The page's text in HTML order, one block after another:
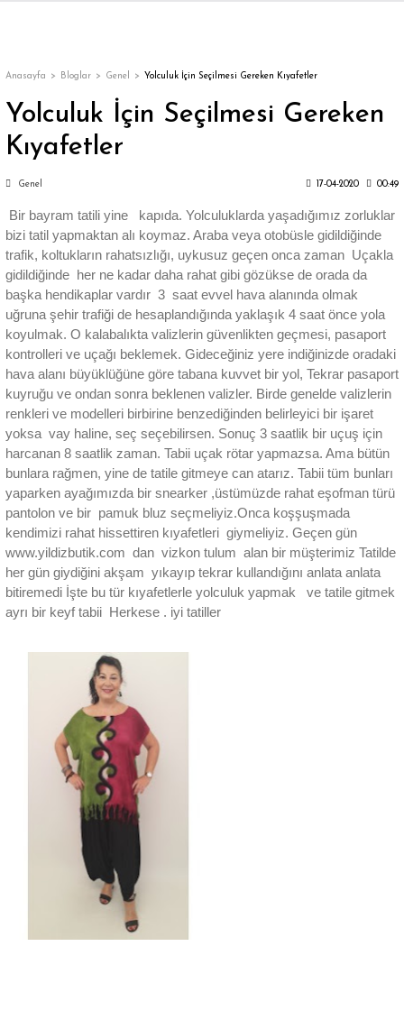
Trençkot
Trençkot
Trençkot
Trençkot
Anasayfa Bloglar Genel Yolculuk İçin Seçilmesi Gereken Kıyafetler
Yolculuk İçin Seçilmesi Gereken
Kıyafetler
Genel 17-04-2020 00:49
Bir bayram tatili yine kapıda. Yolculuklarda yaşadığımız zorluklar
bizi tatil yapmaktan alı koymaz. Araba veya otobüsle gidildiğinde
trafik, koltukların rahatsızlığı, uykusuz geçen onca zaman Uçakla
gidildiğinde her ne kadar daha rahat gibi gözükse de orada da
başka hendikaplar vardır 3 saat evvel hava alanında olmak
uğruna şehir trafiği de hesaplandığında yaklaşık 4 saat önce yola
koyulmak. O kalabalıkta valizlerin güvenlikten geçmesi, pasaport
kontrolleri ve uçağı beklemek. Gideceğiniz yere indiğinizde oradaki
hava alanı büyüklüğüne göre tabana kuvvet bir yol, Tekrar pasaport
kuyruğu ve ondan sonra beklenen valizler. Birde genelde valizlerin
renkleri ve modelleri birbirine benzediğinden belirleyici bir işaret
yoksa vay haline, seç seçebilirsen. Sonuç 3 saatlik bir uçuş için
harcanan 8 saatlik zaman. Tabii uçak rötar yapmazsa. Ama bütün
bunlara rağmen, yine de tatile gitmeye can atarız. Tabii tüm bunları
yaparken ayağımızda bir snearker ,üstümüzde rahat eşofman türü
pantolon ve bir pamuk bluz seçmeliyiz.Onca koşşuşmada
kendimizi rahat hissettiren kıyafetleri giymeliyiz. Geçen gün
www.yildizbutik.com dan vizkon tulum alan bir müşterimiz Tatilde
her gün giydiğini akşam yıkayıp tekrar kullandığını anlata anlata
bitiremedi İşte bu tür kıyafetlerle yolculuk yapmak ve tatile gitmek
ayrı bir keyf tabii Herkese . iyi tatiller